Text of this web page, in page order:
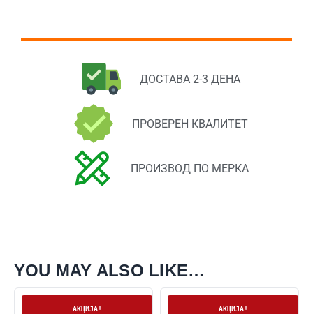
ДОСТАВА 2-3 ДЕНА
ПРОВЕРЕН КВАЛИТЕТ
ПРОИЗВОД ПО МЕРКА
YOU MAY ALSO LIKE…
АКЦИЈА! АКЦИЈА!